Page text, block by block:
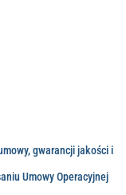
gwarancji jakości i
Umowy Operacyjnej